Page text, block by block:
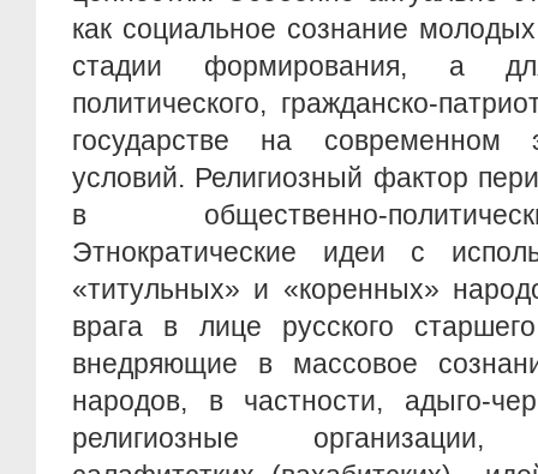
как социальное сознание
стадии формирования, а для
политического, гражданско-
государстве на современном
условий. Религиозный фактор
в общественно-
Этнократические идеи с
«титульных» и «коренных»
врага в лице русского
внедряющие в массовое
народов, в частности, адыго-
религиозные организации,